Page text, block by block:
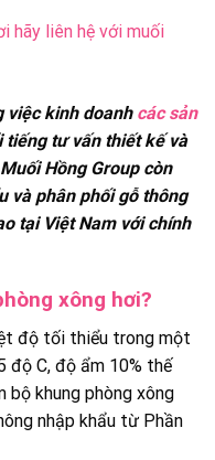
việc kinh doanh các sản
tư vấn thiết kế và
Hồng Group còn
và phân phối gỗ thông
tại Việt Nam với chính
xông hơi?
độ tối thiểu trong một
độ C, độ ẩm 10% thế
bộ khung phòng xông
nhập khẩu từ Phần